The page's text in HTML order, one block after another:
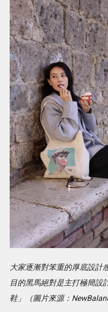
大家逐漸對笨重的厚底設計
目的黑馬絕對是主打極簡設
鞋」（圖片來源：